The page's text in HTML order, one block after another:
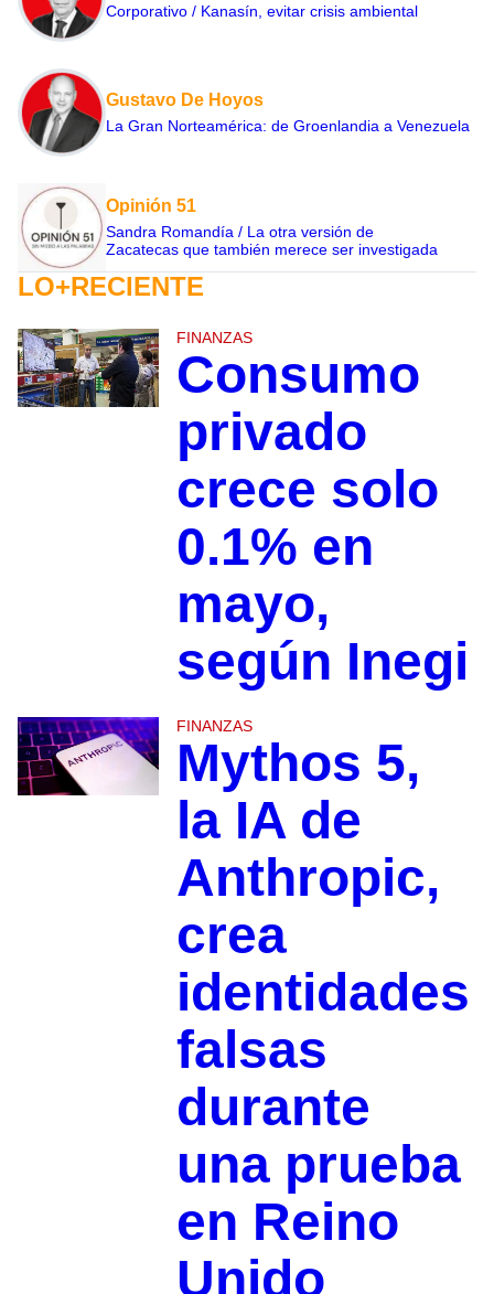
Corporativo / Kanasín, evitar crisis ambiental
Gustavo De Hoyos
La Gran Norteamérica: de Groenlandia a Venezuela
Opinión 51
Sandra Romandía / La otra versión de
Zacatecas que también merece ser investigada
LO+RECIENTE
FINANZAS
Consumo
privado
crece solo
0.1% en
mayo,
según Inegi
FINANZAS
Mythos 5,
la IA de
Anthropic,
crea
identidades
falsas
durante
una prueba
en Reino
Unido